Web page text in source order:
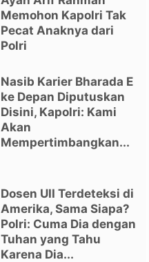
Memohon Kapolri Tak
Pecat Anaknya dari
Polri
Nasib Karier Bharada E
ke Depan Diputuskan
Disini, Kapolri: Kami
Akan
Mempertimbangkan...
Dosen UII Terdeteksi di
Amerika, Sama Siapa?
Polri: Cuma Dia dengan
Tuhan yang Tahu
Karena Dia...